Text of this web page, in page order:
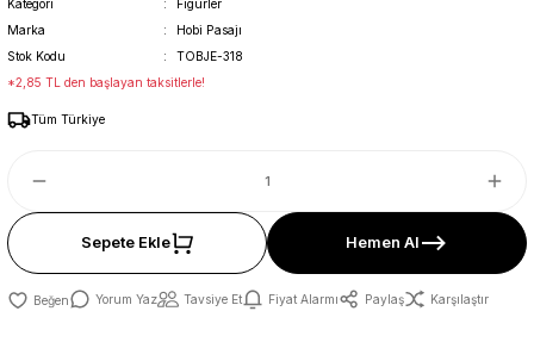
Kategori
Figürler
Marka
Hobi Pasajı
Stok Kodu
TOBJE-318
*2,85 TL den başlayan taksitlerle!
Tüm Türkiye
Sepete Ekle Hemen Al
Yorum Yaz Tavsiye Et Fiyat Alarmı Paylaş Karşılaştır